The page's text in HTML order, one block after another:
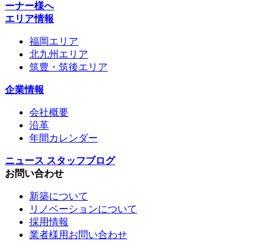
ーナー様へ
エリア情報
福岡エリア
北九州エリア
筑豊・筑後エリア
企業情報
会社概要
沿革
年間カレンダー
ニュース スタッフブログ
お問い合わせ
新築について
リノベーションについて
採用情報
業者様用お問い合わせ